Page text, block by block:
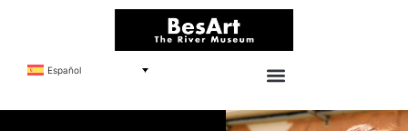
Español